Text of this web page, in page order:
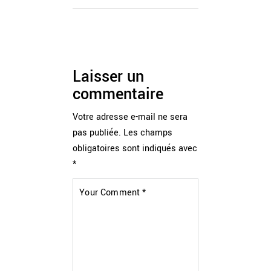
Laisser un
commentaire
Votre adresse e-mail ne sera
pas publiée. Les champs
obligatoires sont indiqués avec
*